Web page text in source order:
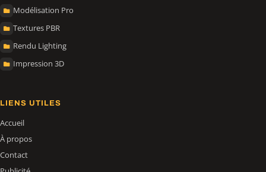
Modélisation Pro
Textures PBR
Rendu Lighting
Impression 3D
LIENS UTILES
Accueil
À propos
Contact